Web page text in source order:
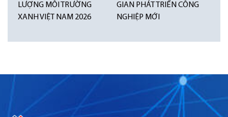
LƯỢNG MÔI TRƯỜNG
XANH VIỆT NAM 2026
GIAN PHÁT TRIỂN CÔNG
NGHIỆP MỚI